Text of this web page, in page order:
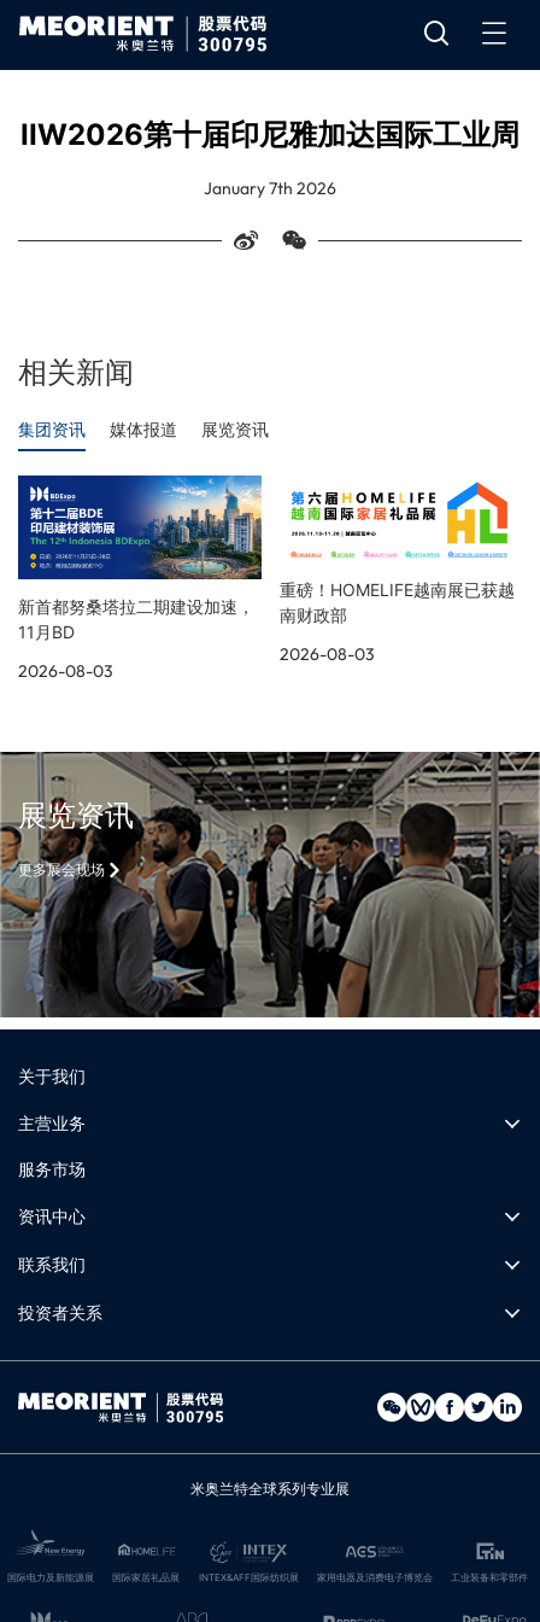
IIW2026第十届印尼雅加达国际工业周
January 7th 2026
相关新闻
集团资讯 媒体报道 展览资讯
新首都努桑塔拉二期建设加速，
11月BD
2026-08-03
重磅！HOMELIFE越南展已获越
南财政部
2026-08-03
展览资讯
更多展会现场
关于我们
主营业务
服务市场
资讯中心
联系我们
投资者关系
米奥兰特全球系列专业展
国际电力及新能源展 国际家居礼品展 INTEX&AFF国际纺织展 家用电器及消费电子博览会 工业装备和零部件